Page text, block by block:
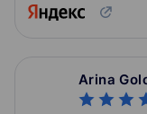
Если вы проспали
сборке прототипов
можно сделать, не
крутые!...
Arina